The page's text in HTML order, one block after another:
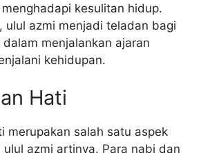
kesulitan hidup.
ulul azmi menjadi teladan bagi
menjalankan ajaran
kehidupan.
Hati
merupakan salah satu aspek
azmi artinya. Para nabi dan